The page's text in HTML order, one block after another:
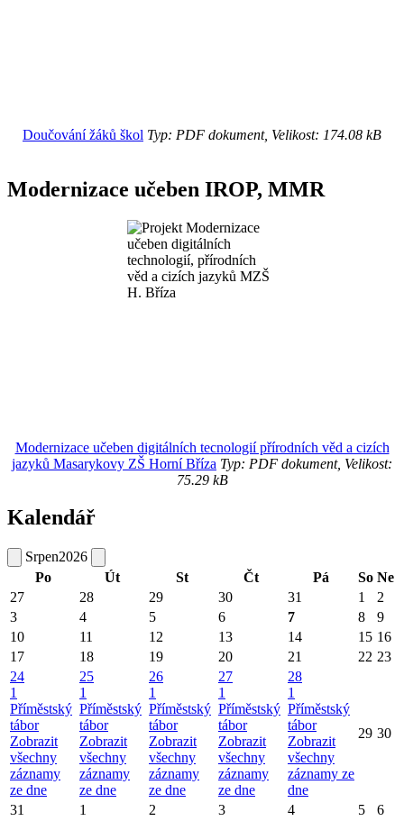
Doučování žáků škol Typ: PDF dokument, Velikost: 174.08 kB
Modernizace učeben IROP, MMR
Modernizace učeben digitálních tecnologií přírodních věd a cizích
jazyků Masarykovy ZŠ Horní Bříza Typ: PDF dokument, Velikost:
75.29 kB
Kalendář
Srpen2026
Po
Út St Čt Pá So Ne
27
28 29 30 31 1
2
3
4 5 6 7 8
9
10
11 12 13 14 15 16
17
18 19 20 21 22 23
24
1
Příměstský
tábor
Zobrazit
všechny
záznamy
ze dne
25
1
Příměstský
tábor
Zobrazit
všechny
záznamy
ze dne
26
1
Příměstský
tábor
Zobrazit
všechny
záznamy
ze dne
27
1
Příměstský
tábor
Zobrazit
všechny
záznamy
ze dne
28
1
Příměstský
tábor
Zobrazit
všechny
záznamy ze
dne
29 30
31 1 2 3 4 5 6